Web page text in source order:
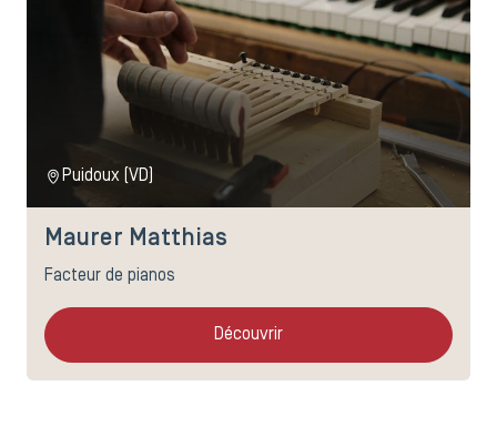
Puidoux (VD)
Maurer Matthias
Facteur de pianos
Découvrir